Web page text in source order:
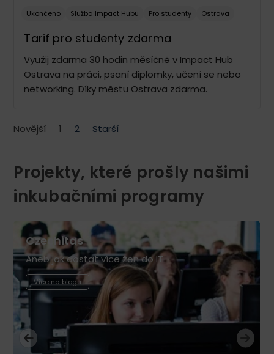
Ukončeno Služba Impact Hubu Pro studenty Ostrava
Tarif pro studenty zdarma
Využij zdarma 30 hodin měsíčně v Impact Hub
Ostrava na práci, psaní diplomky, učení se nebo
networking. Díky městu Ostrava zdarma.
Novější 1 2 Starší
Projekty, které prošly našimi
inkubačními programy
Czechitas
Aneb jak dostat více žen do IT
Více na blogu